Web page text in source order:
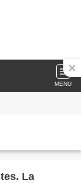
MENU
La